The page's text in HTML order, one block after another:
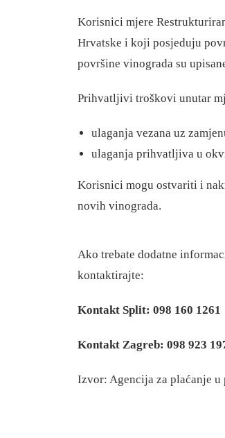
Korisnici mjere
Hrvatske i koji posjeduju
površine vinograda su
Prihvatljivi troškovi unutar
ulaganja vezana uz
ulaganja prihvatljiva u
Korisnici mogu ostvariti i
novih vinograda.
Ako trebate dodatne
kontaktirajte:
Kontakt Split: 098 160 1261
Kontakt Zagreb: 098 923
Izvor: Agencija za plaćanje